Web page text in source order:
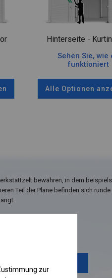
Hinterseite -
Sehen Sie, wie
funktioniert
Alle Optionen
bewähren, in dem
Teil der Plane befinden sich runde
zur